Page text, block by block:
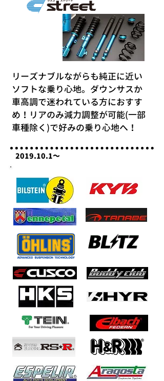
リーズナブルながらも純正に近い
ソフトな乗り心地。ダウンサスか
車高調で迷われている方におすす
め！リアのみ減力調整が可能(一部
車種除く)で好みの乗り心地へ！
2019.10.1～